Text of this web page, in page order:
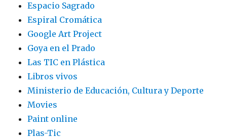
Espacio Sagrado
Espiral Cromática
Google Art Project
Goya en el Prado
Las TIC en Plástica
Libros vivos
Ministerio de Educación, Cultura y Deporte
Movies
Paint online
Plas-Tic